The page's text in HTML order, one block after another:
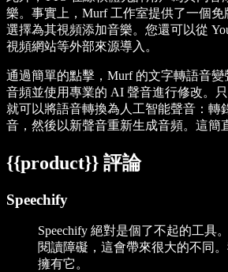
樂。事實上，Murf 工作室提供了一個
選擇為其視頻添加音樂。您還可以從
視頻網站等外部來源導入。
通過簡單的點擊，Murf 的文字轉語音
音頻並使用專業的 AI 聲音進行修改。
就可以將語音轉換為人工智能聲音：轉
音，然後以新聲音重新生成音頻。這簡
{{product}} 評論
Speechify
Speechify 絕對是個了不起的工具
閱讀障礙，這會帶來很大的不同
擁有它。